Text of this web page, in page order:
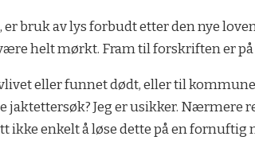
bruk av lys forbudt etter den nye
helt mørkt. Fram til forskriften er på
eller funnet dødt, eller til
Jeg er usikker. Nærmere
enkelt å løse dette på en fornuftig